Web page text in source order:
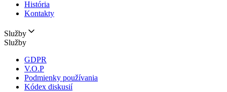
História
Kontakty
Služby
Služby
GDPR
V.O.P
Podmienky používania
Kódex diskusií